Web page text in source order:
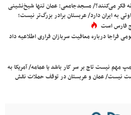
فکر می‌کنند؟/ مسجدجامعی: عمان تنها شیخ‌نشینی
به ایران دارد/ عربستان برادر بزرگ‌تر نیست؛
فارس است
فراجا درباره معافیت سربازان فراری اطلاعیه داد
مهم نیست تاج بر سر کار باشد یا عمامه/ آمریکا به
نیست/ عمان و عربستان در توقف حملات نقش